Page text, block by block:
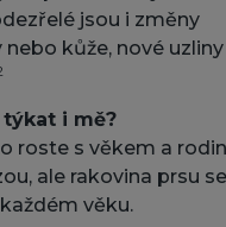
jsou i změny
nebo kůže, nové
týkat i mě?
roste s věkem a
ale rakovina prsu
věku.